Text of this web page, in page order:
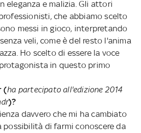
eleganza e malizia. Gli attori
che abbiamo scelto
messi in gioco, interpretando
veli, come è del resto l'anima
Ho scelto di essere la voce
in questo primo
(ha partecipato all'edizione 2014
)?
davvero che mi ha cambiato
possibilità di farmi conoscere da